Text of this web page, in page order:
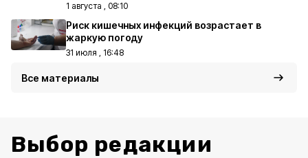
1 августа , 08:10
Риск кишечных инфекций возрастает в
жаркую погоду
31 июля , 16:48
Все материалы
Выбор редакции